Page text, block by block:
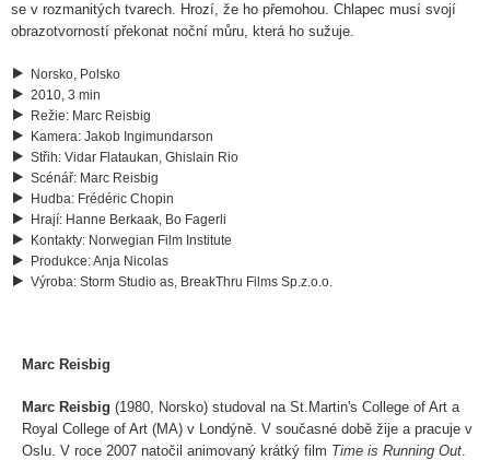
se v rozmanitých tvarech. Hrozí, že ho přemohou. Chlapec musí svojí
obrazotvorností překonat noční můru, která ho sužuje.
Norsko, Polsko
2010, 3 min
Režie: Marc Reisbig
Kamera: Jakob Ingimundarson
Střih: Vidar Flataukan, Ghislain Rio
Scénář: Marc Reisbig
Hudba: Frédéric Chopin
Hrají: Hanne Berkaak, Bo Fagerli
Kontakty: Norwegian Film Institute
Produkce:Anja Nicolas
Výroba: Storm Studio as, BreakThru Films Sp.z.o.o.
Marc Reisbig
Marc Reisbig (1980, Norsko) studoval na St.Martin's College of Art a
Royal College of Art (MA) v Londýně. V současné době žije a pracuje v
Oslu. V roce 2007 natočil animovaný krátký film Time is Running Out.